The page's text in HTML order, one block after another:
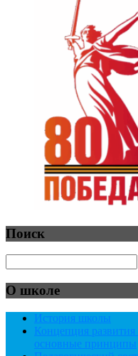
Поиск
О школе
История школы
Концепция
основные принципы